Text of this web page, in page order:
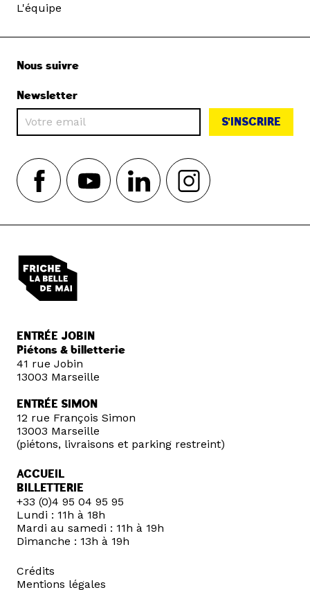
L'équipe
Nous suivre
Newsletter
S'INSCRIRE
ENTRÉE JOBIN
Piétons & billetterie
41 rue Jobin
13003 Marseille
ENTRÉE SIMON
12 rue François Simon
13003 Marseille
(piétons, livraisons et parking restreint)
ACCUEIL
BILLETTERIE
+33 (0)4 95 04 95 95
Lundi : 11h à 18h
Mardi au samedi : 11h à 19h
Dimanche : 13h à 19h
Crédits
Mentions légales